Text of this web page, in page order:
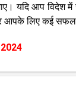
यदि आप विदेश
आपके लिए कई
2024